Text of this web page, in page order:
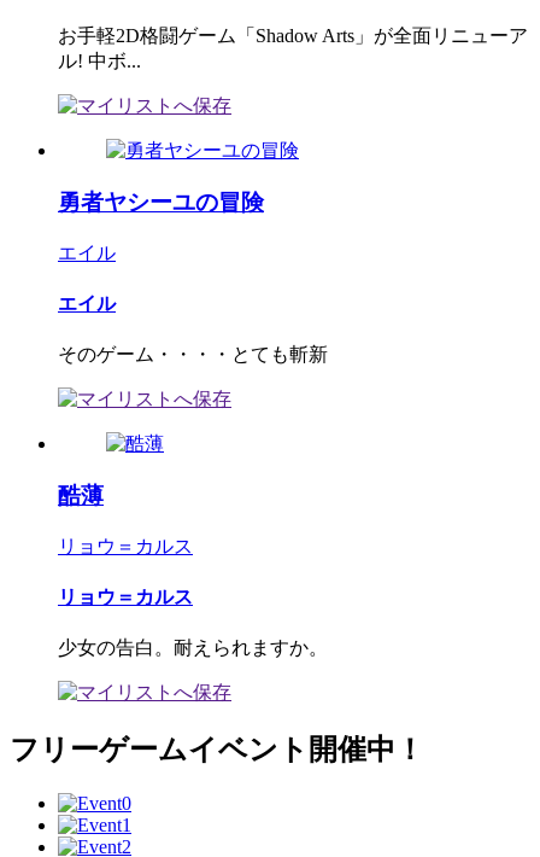
お手軽2D格闘ゲーム「Shadow Arts」が全面リニューア
ル! 中ボ...
勇者ヤシーユの冒険
エイル
エイル
そのゲーム・・・・とても斬新
酷薄
リョウ＝カルス
リョウ＝カルス
少女の告白。耐えられますか。
フリーゲームイベント開催中！